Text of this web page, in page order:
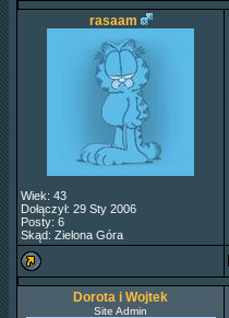
rasaam
Wiek: 43
Dołączył: 29 Sty 2006
Posty: 6
Skąd: Zielona Góra
Dorota i Wojtek
Site Admin